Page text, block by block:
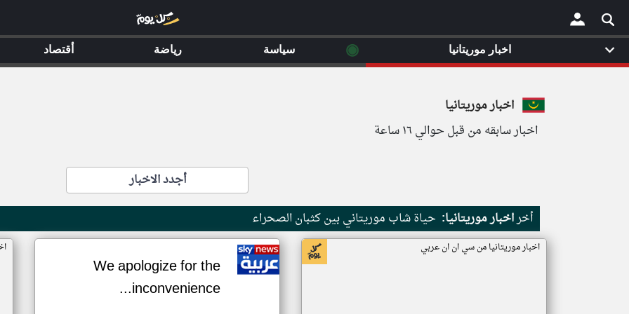
×
اخبار موريتانيا
اخبار سابقه من قبل حوالي ١٦ ساعة
أجدد الاخبار
أخراخبار موريتانيا: حياة شاب موريتاني بين كثبان الصحراء
اخبار موريتانيا من سي ان ان عربي
We apologize for the
inconvenience...
اخبار موريتانيا ◉ سياسة رياضة أقتصاد